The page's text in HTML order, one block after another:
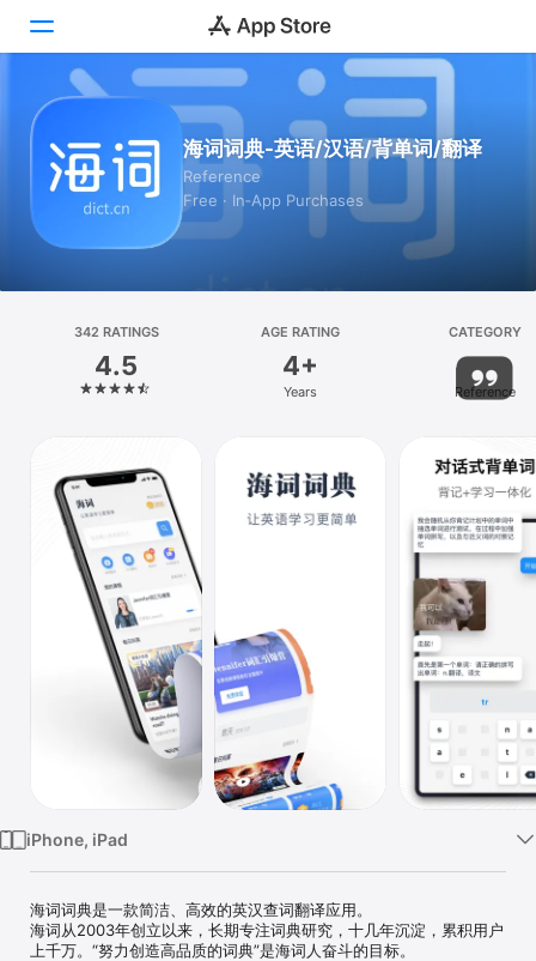
Games
Apps
Platform
iPhone
Mac
Vision
Watch
海词词典-英语/汉语/背单词/翻译
Reference
Free · In‑App Purchases
342 RATINGS
4.5
AGE RATING
4+
Years
CATEGORY
Reference
iPhone, iPad
海词词典是一款简洁、高效的英汉查词翻译应用。
海词从2003年创立以来，长期专注词典研究，十几年沉淀，累积用户
上千万。“努力创造高品质的词典”是海词人奋斗的目标。